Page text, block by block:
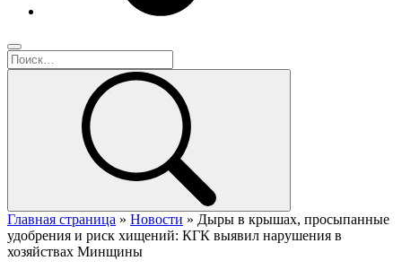
Главная страница » Новости » Дыры в крышах, просыпанные
удобрения и риск хищений: КГК выявил нарушения в
хозяйствах Минщины